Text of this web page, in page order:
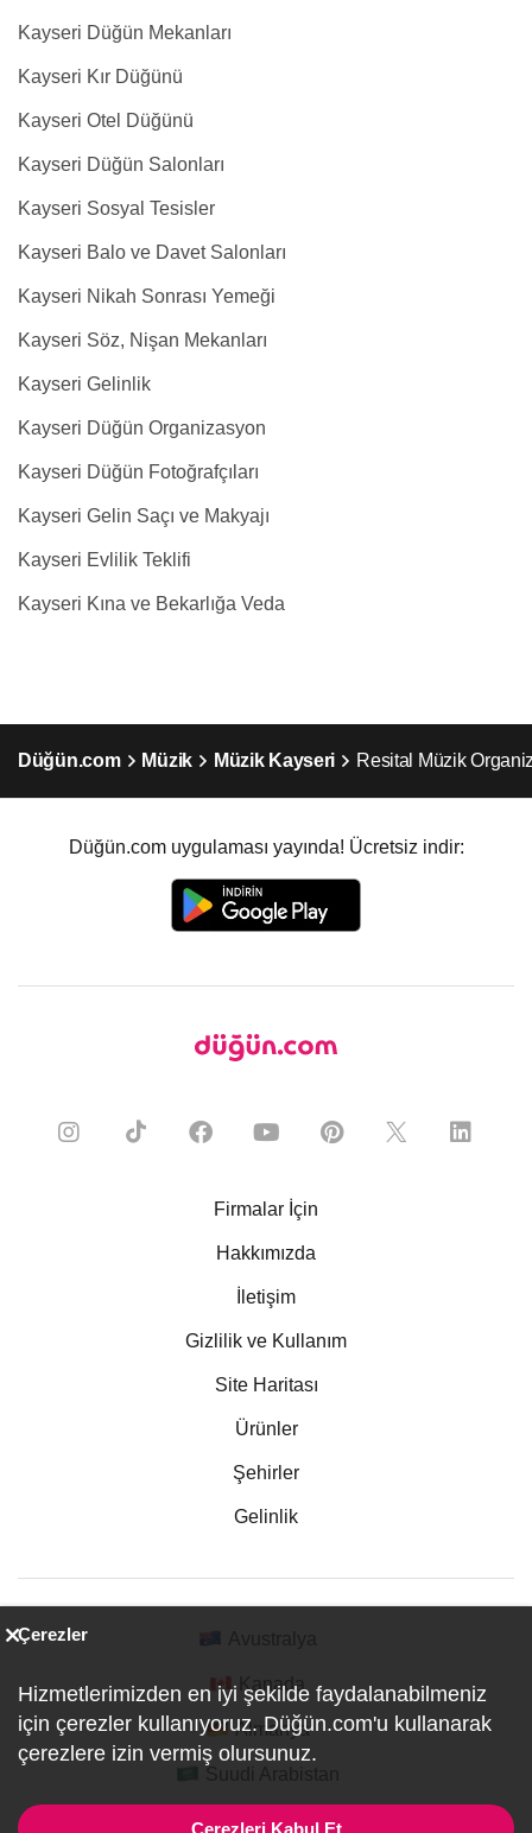
Kayseri Düğün Mekanları
Kayseri Kır Düğünü
Kayseri Otel Düğünü
Kayseri Düğün Salonları
Kayseri Sosyal Tesisler
Kayseri Balo ve Davet Salonları
Kayseri Nikah Sonrası Yemeği
Kayseri Söz, Nişan Mekanları
Kayseri Gelinlik
Kayseri Düğün Organizasyon
Kayseri Düğün Fotoğrafçıları
Kayseri Gelin Saçı ve Makyajı
Kayseri Evlilik Teklifi
Kayseri Kına ve Bekarlığa Veda
Düğün.com Müzik Müzik Kayseri Resital Müzik
Düğün.com uygulaması yayında! Ücretsiz indir:
Firmalar İçin
Hakkımızda
İletişim
Gizlilik ve Kullanım
Site Haritası
Ürünler
Şehirler
Gelinlik
Kanada
Almanya
Çerezler
Hizmetlerimizden en iyi şekilde faydalanabilmeniz
için çerezler kullanıyoruz. Düğün.com'u kullanarak
çerezlere izin vermiş olursunuz.
Çerezleri Kabul Et